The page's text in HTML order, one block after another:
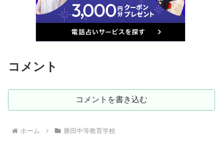
コメント
コメントを書き込む
ホーム 勝田中等教育学校